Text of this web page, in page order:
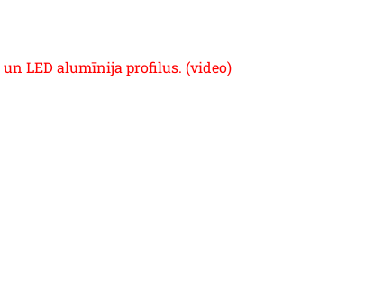
LED alumīnija profilus. (video)